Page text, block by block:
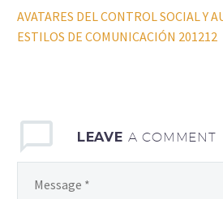
AVATARES DEL CONTROL SOCIAL Y
ESTILOS DE COMUNICACIÓN 201212
LEAVE A COMMENT